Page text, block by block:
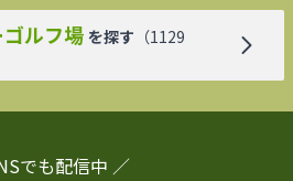
ルフ場 を探す （1129
でも配信中 ／